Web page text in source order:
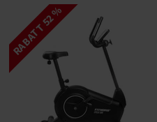
RABATT 52 %